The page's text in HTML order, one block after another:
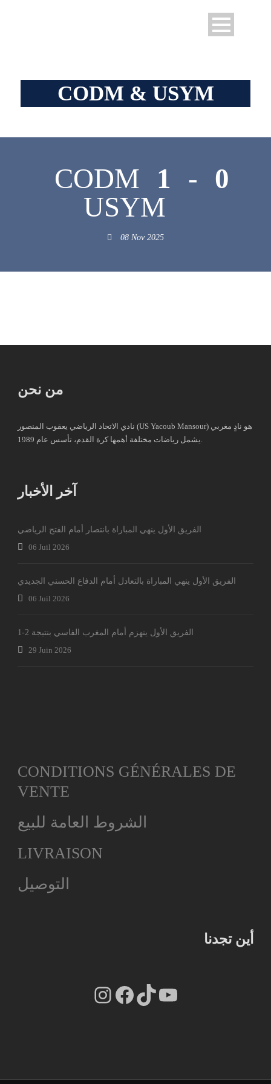
CODM & USYM
CODM 1 - 0
USYM
08 Nov 2025
من نحن
نادي الاتحاد الرياضي يعقوب المنصور (US Yacoub Mansour) هو نادٍ مغربي
يشمل رياضات مختلفة أهمها كرة القدم، تأسس عام 1989.
آخر الأخبار
الفريق الأول ينهي المباراة بانتصار أمام الفتح الرياضي
06 Juil 2026
الفريق الأول ينهي المباراة بالتعادل أمام الدفاع الحسني الجديدي
06 Juil 2026
الفريق الأول ينهزم أمام المغرب الفاسي بنتيجة 2-1
29 Juin 2026
CONDITIONS GÉNÉRALES DE
VENTE
الشروط العامة للبيع
LIVRAISON
التوصيل
أين تجدنا
Instagram
Facebook
TikTok
YouTube